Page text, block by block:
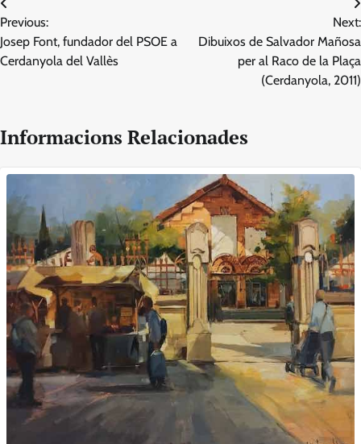
Navegació
d'entrades
Previous:
Josep Font, fundador del PSOE a
Cerdanyola del Vallès
Next:
Dibuixos de Salvador Mañosa
per al Raco de la Plaça
(Cerdanyola, 2011)
Informacions Relacionades